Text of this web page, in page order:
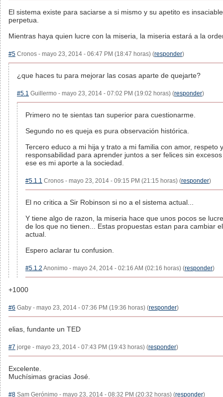
El sistema existe para saciarse a si mismo y su apetito es
perpetua.
Mientras haya quien lucre con la miseria, la miseria estará a la
#5 Cronos - mayo 23, 2014 - 06:47 PM (18:47 horas) (responder)
¿que haces tu para mejorar las cosas aparte de quejarte?
#5.1 Guillermo - mayo 23, 2014 - 07:02 PM (19:02 horas) (responder)
Primero no te sientas tan superior para cuestionarme.
Segundo no es queja es pura observación histórica.
Tercero educo a mi hija y trato a mi familia con amor, respeto y
responsabilidad para aprender juntos a ser felices sin
ese es mi aporte a la sociedad.
#5.1.1 Cronos - mayo 23, 2014 - 09:15 PM (21:15 horas) (responder)
El no critica a Sir Robinson si no a el sistema actual...
Y tiene algo de razon, la miseria hace que unos pocos se
de los que no tienen... Estas propuestas estan para cambiar
actual.
Espero aclarar tu confusion.
#5.1.2 Anonimo - mayo 24, 2014 - 02:16 AM (02:16 horas) (responder)
+1000
#6 Gaby - mayo 23, 2014 - 07:36 PM (19:36 horas) (responder)
elias, fundante un TED
#7 jorge - mayo 23, 2014 - 07:43 PM (19:43 horas) (responder)
Excelente.
Muchísimas gracias José.
#8 Sam Gerónimo - mayo 23, 2014 - 08:32 PM (20:32 horas) (responder)